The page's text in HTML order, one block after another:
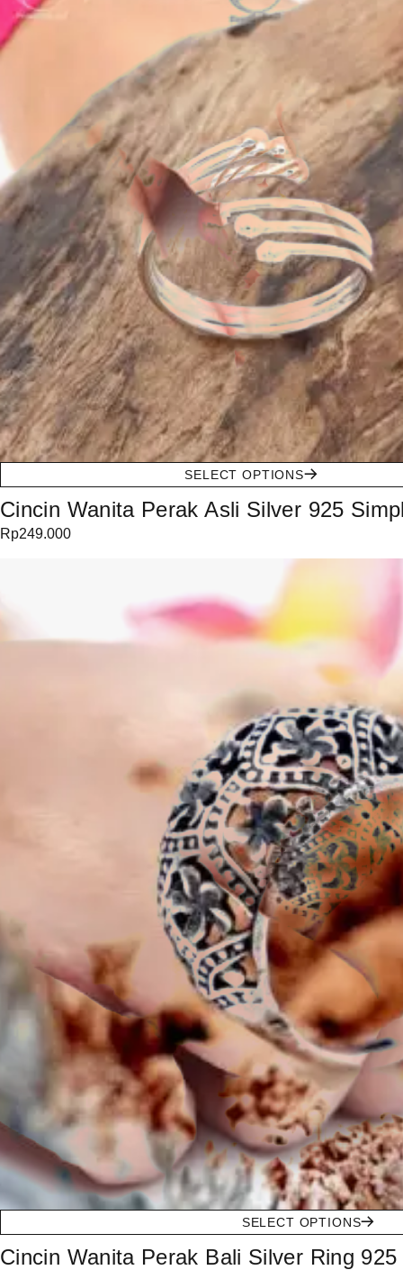
SELECT OPTIONS
Cincin Wanita Perak Asli Silver 925
Rp249.000
SELECT OPTIONS
Cincin Wanita Perak Bali Silver Ring